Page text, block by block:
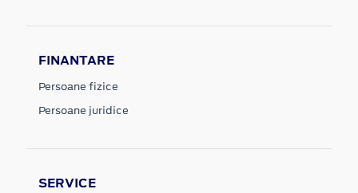
FINANTARE
Persoane fizice
Persoane juridice
SERVICE